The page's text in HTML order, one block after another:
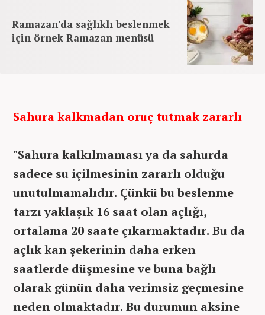
Ramazan'da sağlıklı beslenmek
için örnek Ramazan menüsü
Sahura kalkmadan oruç tutmak zararlı
"Sahura kalkılmaması ya da sahurda
sadece su içilmesinin zararlı olduğu
unutulmamalıdır. Çünkü bu beslenme
tarzı yaklaşık 16 saat olan açlığı,
ortalama 20 saate çıkarmaktadır. Bu da
açlık kan şekerinin daha erken
saatlerde düşmesine ve buna bağlı
olarak günün daha verimsiz geçmesine
neden olmaktadır. Bu durumun aksine